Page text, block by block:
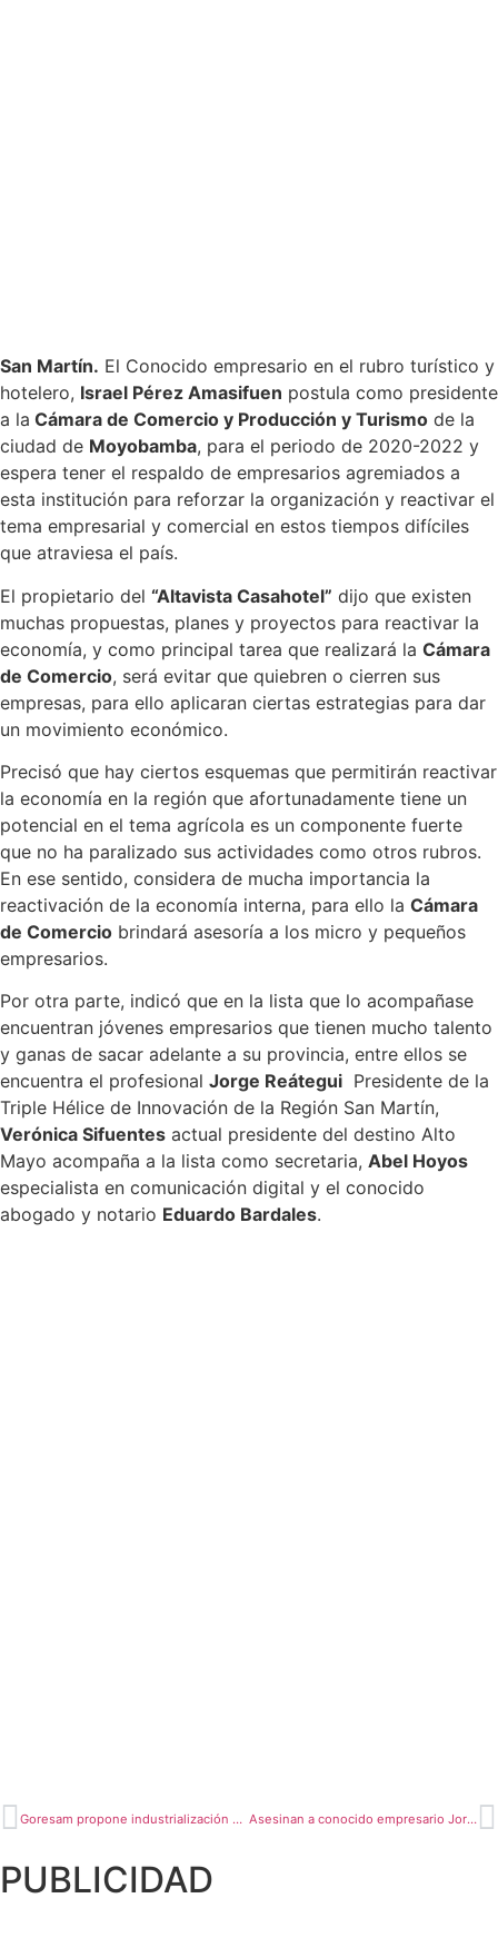
San Martín. El Conocido empresario en el rubro turístico y
hotelero, Israel Pérez Amasifuen postula como presidente
a la Cámara de Comercio y Producción y Turismo de la
ciudad de Moyobamba, para el periodo de 2020-2022 y
espera tener el respaldo de empresarios agremiados a
esta institución para reforzar la organización y reactivar el
tema empresarial y comercial en estos tiempos difíciles
que atraviesa el país.
El propietario del “Altavista Casahotel” dijo que existen
muchas propuestas, planes y proyectos para reactivar la
economía, y como principal tarea que realizará la Cámara
de Comercio, será evitar que quiebren o cierren sus
empresas, para ello aplicaran ciertas estrategias para dar
un movimiento económico.
Precisó que hay ciertos esquemas que permitirán reactivar
la economía en la región que afortunadamente tiene un
potencial en el tema agrícola es un componente fuerte
que no ha paralizado sus actividades como otros rubros.
En ese sentido, considera de mucha importancia la
reactivación de la economía interna, para ello la Cámara
de Comercio brindará asesoría a los micro y pequeños
empresarios.
Por otra parte, indicó que en la lista que lo acompañase
encuentran jóvenes empresarios que tienen mucho talento
y ganas de sacar adelante a su provincia, entre ellos se
encuentra el profesional Jorge Reátegui Presidente de la
Triple Hélice de Innovación de la Región San Martín,
Verónica Sifuentes actual presidente del destino Alto
Mayo acompaña a la lista como secretaria, Abel Hoyos
especialista en comunicación digital y el conocido
abogado y notario Eduardo Bardales.
Goresam propone industrialización del café siguiendo modelo Olpesa Asesinan a conocido empresario Jorge D’Ambrosio Rengifo
PUBLICIDAD